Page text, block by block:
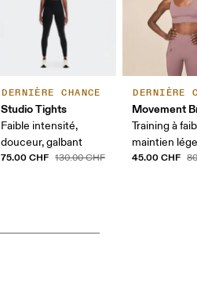
DERNIÈRE CHANCE
Studio Tights
Faible intensité,
douceur, galbant
75.00 CHF 130.00 CHF
DERNIÈRE
Movement
Training à
maintien
45.00 CHF